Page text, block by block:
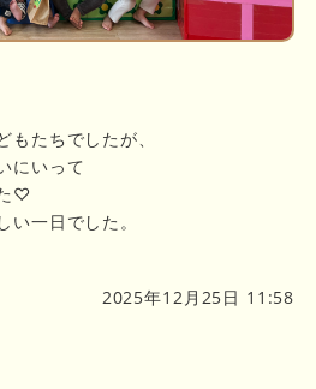
もたちでしたが、
にいって
♡
一日でした。
2025年12月25日 11:58